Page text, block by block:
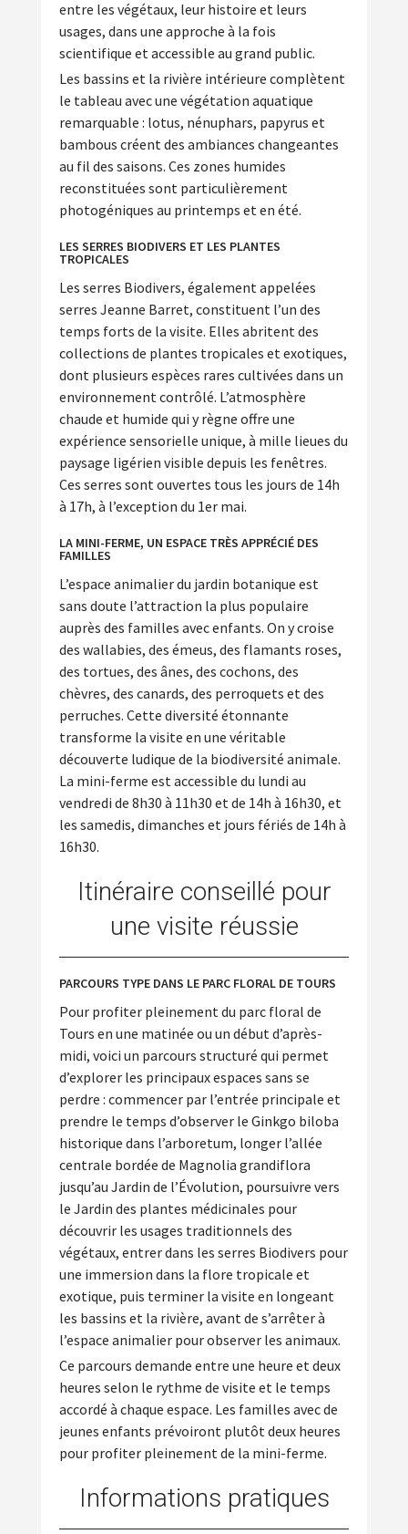
entre les végétaux, leur histoire et leurs
usages, dans une approche à la fois
scientifique et accessible au grand public.
Les bassins et la rivière intérieure complètent
le tableau avec une végétation aquatique
remarquable : lotus, nénuphars, papyrus et
bambous créent des ambiances changeantes
au fil des saisons. Ces zones humides
reconstituées sont particulièrement
photogéniques au printemps et en été.
LES SERRES BIODIVERS ET LES PLANTES
TROPICALES
Les serres Biodivers, également appelées
serres Jeanne Barret, constituent l’un des
temps forts de la visite. Elles abritent des
collections de plantes tropicales et exotiques,
dont plusieurs espèces rares cultivées dans un
environnement contrôlé. L’atmosphère
chaude et humide qui y règne offre une
expérience sensorielle unique, à mille lieues du
paysage ligérien visible depuis les fenêtres.
Ces serres sont ouvertes tous les jours de 14h
à 17h, à l’exception du 1er mai.
LA MINI-FERME, UN ESPACE TRÈS APPRÉCIÉ DES
FAMILLES
L’espace animalier du jardin botanique est
sans doute l’attraction la plus populaire
auprès des familles avec enfants. On y croise
des wallabies, des émeus, des flamants roses,
des tortues, des ânes, des cochons, des
chèvres, des canards, des perroquets et des
perruches. Cette diversité étonnante
transforme la visite en une véritable
découverte ludique de la biodiversité animale.
La mini-ferme est accessible du lundi au
vendredi de 8h30 à 11h30 et de 14h à 16h30, et
les samedis, dimanches et jours fériés de 14h à
16h30.
Itinéraire conseillé pour
une visite réussie
PARCOURS TYPE DANS LE PARC FLORAL DE TOURS
Pour profiter pleinement du parc floral de
Tours en une matinée ou un début d’après-
midi, voici un parcours structuré qui permet
d’explorer les principaux espaces sans se
perdre : commencer par l’entrée principale et
prendre le temps d’observer le Ginkgo biloba
historique dans l’arboretum, longer l’allée
centrale bordée de Magnolia grandiflora
jusqu’au Jardin de l’Évolution, poursuivre vers
le Jardin des plantes médicinales pour
découvrir les usages traditionnels des
végétaux, entrer dans les serres Biodivers pour
une immersion dans la flore tropicale et
exotique, puis terminer la visite en longeant
les bassins et la rivière, avant de s’arrêter à
l’espace animalier pour observer les animaux.
Ce parcours demande entre une heure et deux
heures selon le rythme de visite et le temps
accordé à chaque espace. Les familles avec de
jeunes enfants prévoiront plutôt deux heures
pour profiter pleinement de la mini-ferme.
Informations pratiques